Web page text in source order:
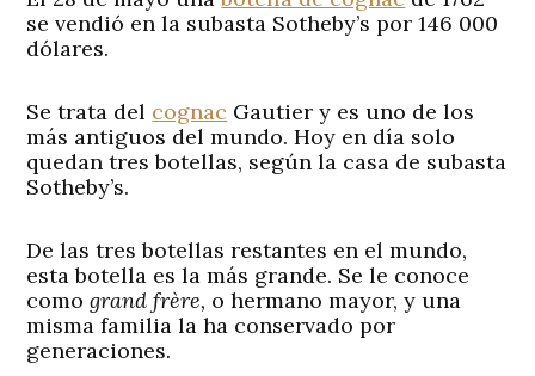
se vendió en la subasta Sotheby’s por 146 000
dólares.
Se trata del cognac Gautier y es uno de los
más antiguos del mundo. Hoy en día solo
quedan tres botellas, según la casa de subasta
Sotheby’s.
De las tres botellas restantes en el mundo,
esta botella es la más grande. Se le conoce
comogrand frère, o hermano mayor, y una
misma familia la ha conservado por
generaciones.